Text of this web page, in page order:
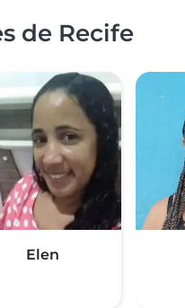
de Recife
Elen